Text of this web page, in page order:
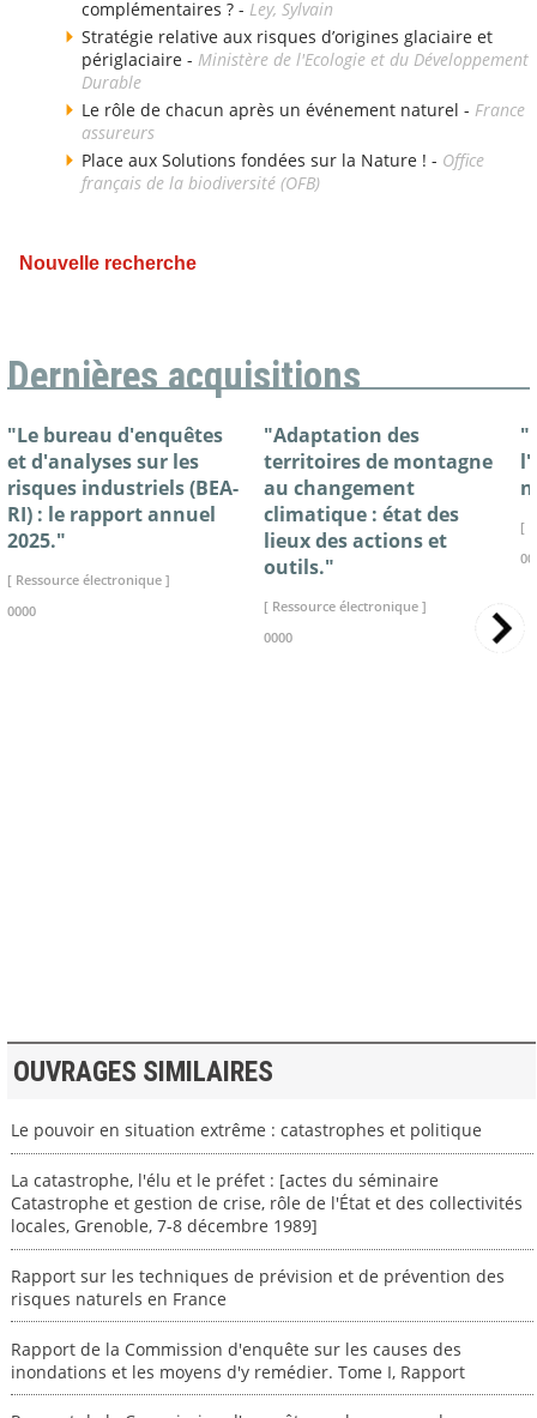
complémentaires ? - Ley, Sylvain
Stratégie relative aux risques d’origines glaciaire et
périglaciaire - Ministère de l'Ecologie et du Développement
Durable
Le rôle de chacun après un événement naturel - France
assureurs
Place aux Solutions fondées sur la Nature ! - Office
français de la biodiversité (OFB)
Nouvelle recherche
Dernières acquisitions
"Le bureau d'enquêtes
et d'analyses sur les
risques industriels (BEA-
RI) : le rapport annuel
2025."
[ Ressource électronique ]
0000
"Adaptation des
territoires de montagne
au changement
climatique : état des
lieux des actions et
outils."
[ Ressource électronique ]
0000
[
OUVRAGES SIMILAIRES
Le pouvoir en situation extrême : catastrophes et politique
La catastrophe, l'élu et le préfet : [actes du séminaire
Catastrophe et gestion de crise, rôle de l'État et des collectivités
locales, Grenoble, 7-8 décembre 1989]
Rapport sur les techniques de prévision et de prévention des
risques naturels en France
Rapport de la Commission d'enquête sur les causes des
inondations et les moyens d'y remédier. Tome I, Rapport